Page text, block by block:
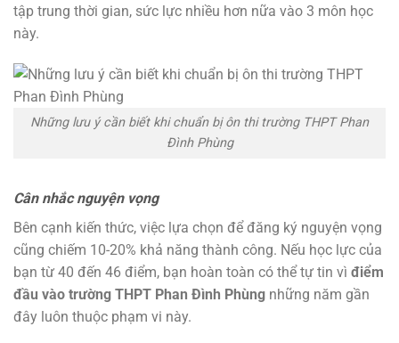
tập trung thời gian, sức lực nhiều hơn nữa vào 3 môn học
này.
Những lưu ý cần biết khi chuẩn bị ôn thi trường THPT Phan
Đình Phùng
Cân nhắc nguyện vọng
Bên cạnh kiến thức, việc lựa chọn để đăng ký nguyện vọng
cũng chiếm 10-20% khả năng thành công. Nếu học lực của
bạn từ 40 đến 46 điểm, bạn hoàn toàn có thể tự tin vì điểm
đầu vào trường THPT Phan Đình Phùng những năm gần
đây luôn thuộc phạm vi này.